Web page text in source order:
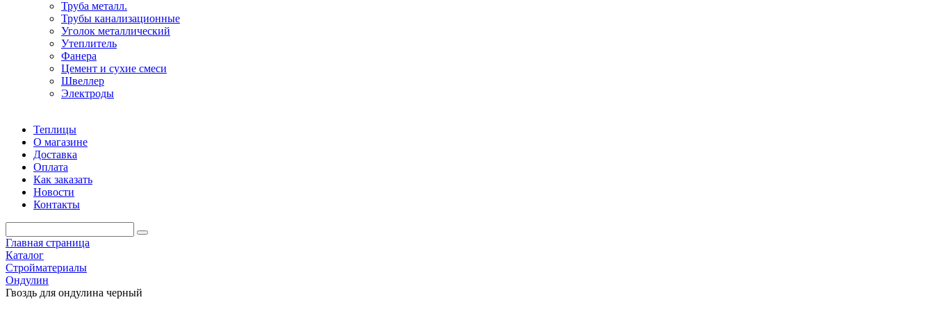
Труба металл.
Трубы канализационные
Уголок металлический
Утеплитель
Фанера
Цемент и сухие смеси
Швеллер
Электроды
Теплицы
О магазине
Доставка
Оплата
Как заказать
Новости
Контакты
Главная страница
Каталог
Стройматериалы
Ондулин
Гвоздь для ондулина черный